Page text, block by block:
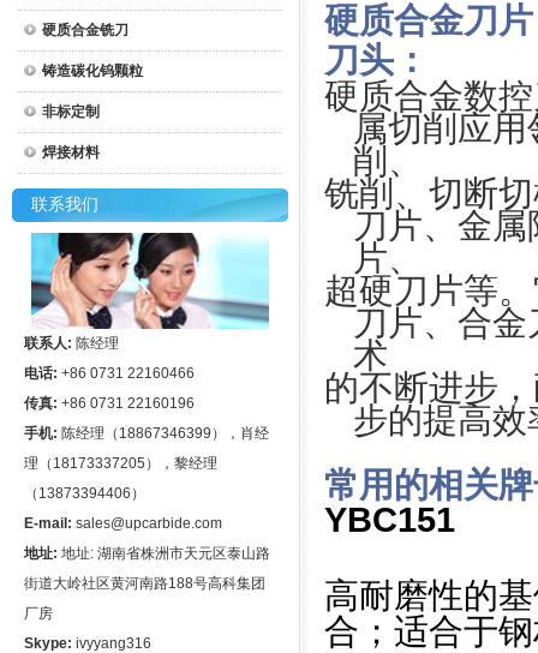
硬质合金铣刀
铸造碳化钨颗粒
非标定制
焊接材料
联系我们
联系人: 陈经理
电话: +86 0731 22160466
传真: +86 0731 22160196
手机: 陈经理（18867346399），肖经
理（18173337205），黎经理
（13873394406）
E-mail: sales@upcarbide.com
地址: 地址: 湖南省株洲市天元区泰山路
街道大岭社区黄河南路188号高科集团
厂房
Skype: ivyyang316
硬质合金刀
刀头：
硬质合金数
属切削应
削、
铣削、切断
刀片、金
片、
超硬刀片等
刀片、合
术
的不断进步
步的提高
常用的相关
YBC151
高耐磨性的
合；适合于